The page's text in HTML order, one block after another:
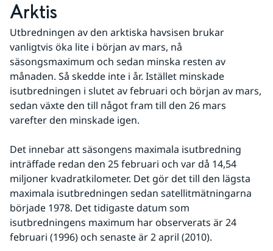
Arktis
Utbredningen av den arktiska havsisen brukar
vanligtvis öka lite i början av mars, nå
säsongsmaximum och sedan minska resten av
månaden. Så skedde inte i år. Istället minskade
isutbredningen i slutet av februari och början av mars,
sedan växte den till något fram till den 26 mars
varefter den minskade igen.
Det innebar att säsongens maximala isutbredning
inträffade redan den 25 februari och var då 14,54
miljoner kvadratkilometer. Det gör det till den lägsta
maximala isutbredningen sedan satellitmätningarna
började 1978. Det tidigaste datum som
isutbredningens maximum har observerats är 24
februari (1996) och senaste är 2 april (2010).